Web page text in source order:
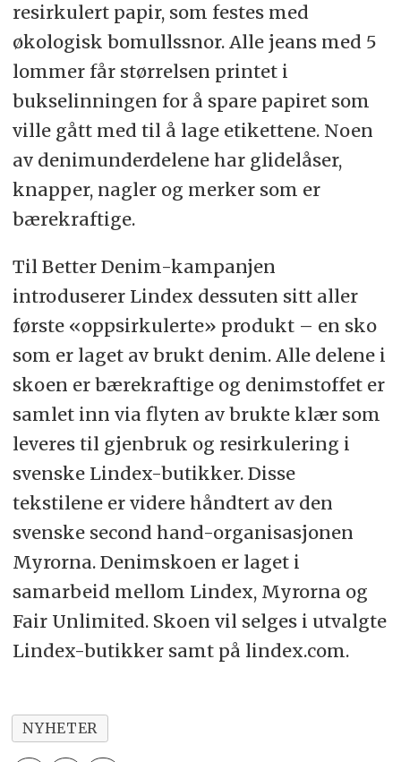
resirkulert papir, som festes med
økologisk bomullssnor. Alle jeans med 5
lommer får størrelsen printet i
bukselinningen for å spare papiret som
ville gått med til å lage etikettene. Noen
av denimunderdelene har glidelåser,
knapper, nagler og merker som er
bærekraftige.
Til Better Denim-kampanjen
introduserer Lindex dessuten sitt aller
første «oppsirkulerte» produkt – en sko
som er laget av brukt denim. Alle delene i
skoen er bærekraftige og denimstoffet er
samlet inn via flyten av brukte klær som
leveres til gjenbruk og resirkulering i
svenske Lindex-butikker. Disse
tekstilene er videre håndtert av den
svenske second hand-organisasjonen
Myrorna. Denimskoen er laget i
samarbeid mellom Lindex, Myrorna og
Fair Unlimited. Skoen vil selges i utvalgte
Lindex-butikker samt på lindex.com.
NYHETER